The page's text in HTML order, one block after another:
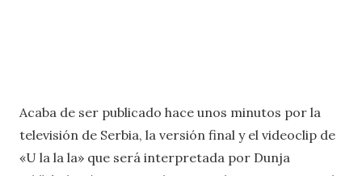
Acaba de ser publicado hace unos minutos por la
televisión de Serbia, la versión final y el videoclip de
«U la la la» que será interpretada por Dunja